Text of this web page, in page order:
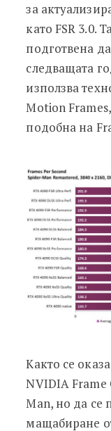
за
като FSR 3.0.
подготвена
следващата
използва
Motion
подобна на
Както се
NVIDIA Frame
Man, но да се
мащабиране